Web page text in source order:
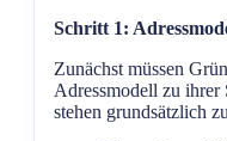
Schritt 1:
Zunächst müssen
Adressmodell zu ihrer
stehen grundsätzlich